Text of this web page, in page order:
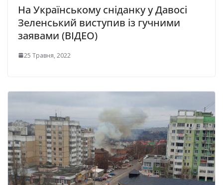
На Українському сніданку у Давосі
Зеленський виступив із гучними
заявами (ВІДЕО)
25 Травня, 2022